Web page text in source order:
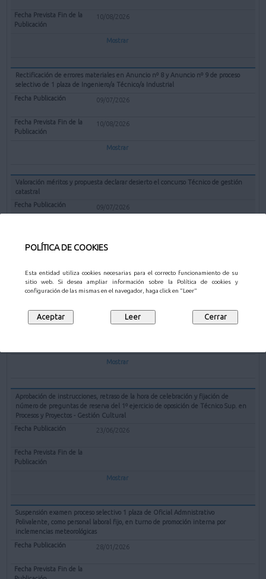
POLÍTICA DE COOKIES
Esta entidad utiliza cookies necesarias para el correcto funcionamiento de su
sitio web. Si desea ampliar información sobre la Política de cookies y
configuración de las mismas en el navegador, haga click en "Leer"
10/08/2026
Mostrar
Rectificación de errores materiales en Anuncio nº 8 y Anuncio nº 9 de proceso
selectivo de 1 plaza de Ingeniero/a Técnico/a Industrial
09/07/2026
10/08/2026
Mostrar
Valoración méritos y propuesta declarar desierto el concurso Técnico de gestión
catastral
09/07/2026
Nombramiento del puesto de trabajo denominado Intendente Jefe Policía
07/07/2026
Mostrar
Aprobación de instrucciones, retraso de la hora de celebración y fijación de
número de preguntas de reserva del 1º ejercicio de oposición de Técnico Sup. en
Procesos y Proyectos - Gestión Cultural
23/06/2026
Mostrar
Suspensión examen proceso selectivo 1 plaza de Oficial Admnistrativo
Polivalente, como personal laboral fijo, en turno de promoción interna por
inclemencias meteorológicas
28/01/2026